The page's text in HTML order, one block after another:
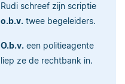
Rudi schreef zijn scriptie
o.b.v. twee begeleiders.
O.b.v. een politieagente
liep ze de rechtbank in.